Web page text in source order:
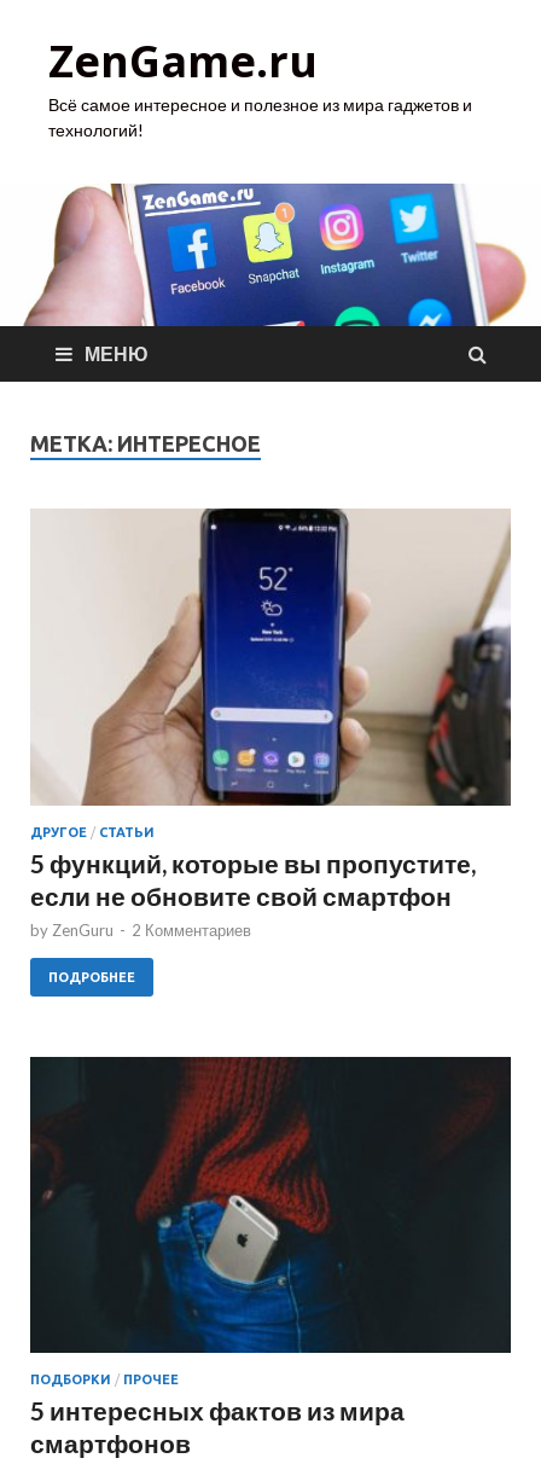
ZenGame.ru
Всё самое интересное и полезное из мира гаджетов и
технологий!
МЕНЮ
МЕТКА: ИНТЕРЕСНОЕ
ДРУГОЕ / СТАТЬИ
5 функций, которые вы пропустите,
если не обновите свой смартфон
by ZenGuru - 2 Комментариев
ПОДРОБНЕЕ
ПОДБОРКИ / ПРОЧЕЕ
5 интересных фактов из мира
смартфонов